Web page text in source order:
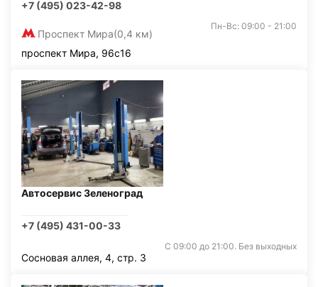
+7 (495) 023-42-98
Проспект Мира(0,4 км)
Пн-Вс: 09:00 - 21:00
проспект Мира, 96с16
Автосервис Зеленоград
+7 (495) 431-00-33
С 09:00 до 21:00. Без выходных
Сосновая аллея, 4, стр. 3